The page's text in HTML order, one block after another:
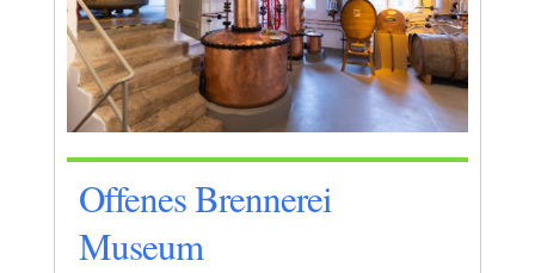
Offenes Brennerei
Museum